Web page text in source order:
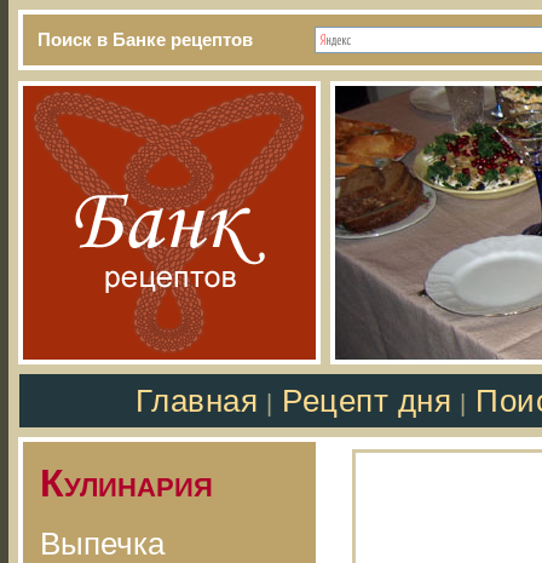
Поиск в Банке рецептов
Главная Рецепт дня
Кулинария
Выпечка